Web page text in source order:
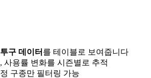
구 데이터 를 테이블로 보여줍니다
사용률 변화를 시즌별로 추적
구종만 필터링 가능